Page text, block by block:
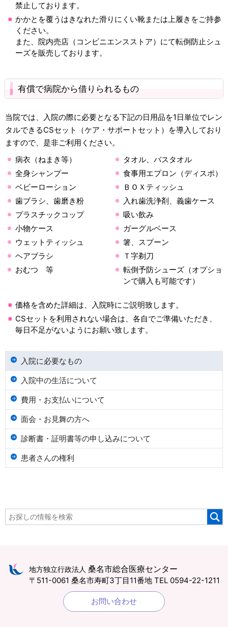
禁止しております。
かかとを覆うはきなれた滑りにくい靴または上履きをご持参
ください。
また、院内売店（コンビニエンスストア）にて転倒防止シュ
ーズを販売しております。
有償で病院から借りられるもの
当院では、入院の際に必要となる下記の日用品を1日単位でレン
タルできるCSセット（ケア・サポートセット）を導入しており
ますので、是非ご利用ください。
病衣（ねまき等）
タオル、バスタオル
全身シャンプー
食事用エプロン（ディスポ）
ベビーローション
ＢＯＸティッシュ
歯ブラシ、歯磨き粉
入れ歯洗浄剤、義歯ケース
プラスチックコップ
吸い飲み
小物ケース
ガーグルベース
ウェットティッシュ
箸、スプーン
ヘアブラシ
Ｔ字剃刀
おむつ 等
転倒予防シューズ（オプショ
ンで購入も可能です）
価格を含めた詳細は、入院時にご説明致します。
CSセットを利用されない場合は、各自でご準備いただき、
毎日不足がないようにお願い致します。
入院に必要なもの
入院中の生活について
費用・お支払いについて
面会・お見舞の方へ
診断書・証明書等の申し込みについて
患者さんの権利
地方独立行政法人 桑名市総合医療センター
〒511-0061 桑名市寿町3丁目11番地 TEL 0594-22-1211
お問い合わせ